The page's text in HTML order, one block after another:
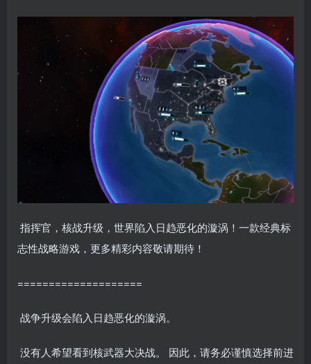
指挥官，核战升级，世界陷入日趋恶化的漩涡！一款经典标
志性战略游戏，更多精彩内容敬请期待！
====================
战争升级会陷入日趋恶化的漩涡。
没有人希望看到核武器大决战。 因此，请务必谨慎选择前进